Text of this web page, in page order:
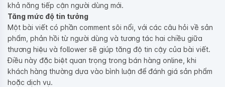
khả năng tiếp cận người dùng mới.
Tăng mức độ tin tưởng
Một bài viết có phần comment sôi nổi, với các câu hỏi về sản
phẩm, phản hồi từ người dùng và tương tác hai chiều giữa
thương hiệu và follower sẽ giúp tăng độ tin cậy của bài viết.
Điều này đặc biệt quan trọng trong bán hàng online, khi
khách hàng thường dựa vào bình luận để đánh giá sản phẩm
hoặc dịch vụ.